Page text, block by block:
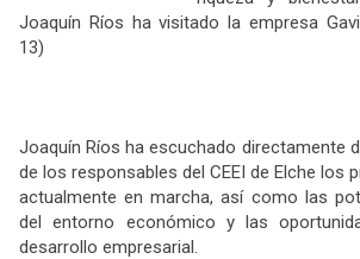
Joaquín Ríos ha visitado la empresa
13)
Joaquín Ríos ha escuchado directamente
de los responsables del CEEI de Elche los
actualmente en marcha, así como las
del entorno económico y las
desarrollo empresarial.